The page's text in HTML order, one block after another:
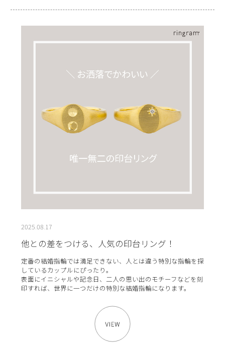
2025.08.17
他との差をつける、人気の印台リング！
定番の結婚指輪では満足できない、人とは違う特別な指輪を探
しているカップルにぴったり。
表面にイニシャルや記念日、二人の思い出のモチーフなどを刻
印すれば、世界に一つだけの特別な結婚指輪になります。